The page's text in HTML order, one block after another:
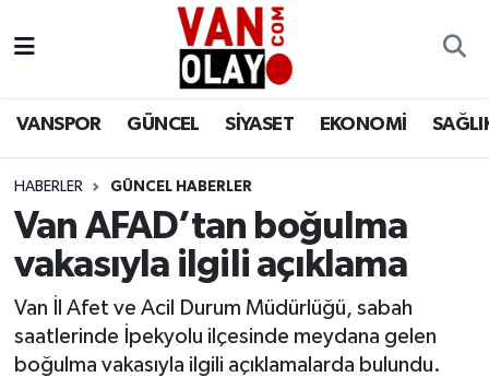
VANSPOR GÜNCEL SİYASET EKONOMİ
HABERLER GÜNCEL HABERLER
Van AFAD’tan boğulma
vakasıyla ilgili açıklama
Van İl Afet ve Acil Durum Müdürlüğü, sabah
saatlerinde İpekyolu ilçesinde meydana gelen
boğulma vakasıyla ilgili açıklamalarda bulundu.
Siyaset
Ekonomi
Sağlık
Eğitim
Van Nöbetçi Eczaneler
Van Namaz Vakitleri
Van Trafik Yoğunluk Haritası
Süper Lig Puan Durumu ve Fikstür
Tüm Manşetler